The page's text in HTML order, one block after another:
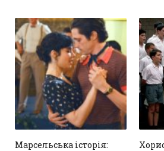
Марсельська історія: